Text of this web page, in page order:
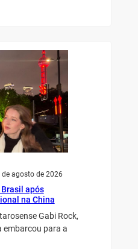
de agosto de 2026
após
na China
Gabi Rock,
embarcou para a